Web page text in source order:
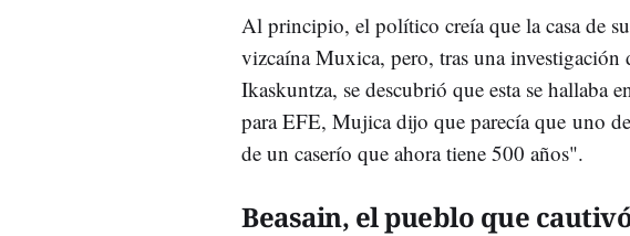
Al principio, el político creía que la casa de
vizcaína Muxica, pero, tras una
Ikaskuntza, se descubrió que esta se hallaba
para EFE, Mujica dijo que parecía que uno
de un caserío que ahora tiene 500 años".
Beasain, el pueblo que